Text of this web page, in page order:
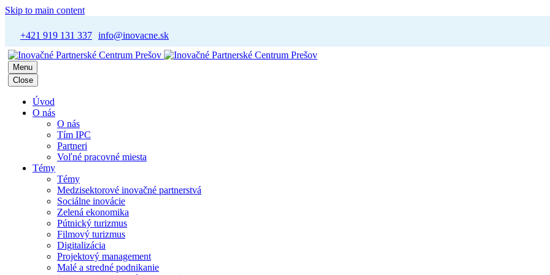
Skip to main content
+421 919 131 337 info@inovacne.sk
Menu
Close
Úvod
O nás
O nás
Tím IPC
Partneri
Voľné pracovné miesta
Témy
Témy
Medzisektorové inovačné partnerstvá
Sociálne inovácie
Zelená ekonomika
Pútnický turizmus
Filmový turizmus
Digitalizácia
Projektový management
Malé a stredné podnikanie